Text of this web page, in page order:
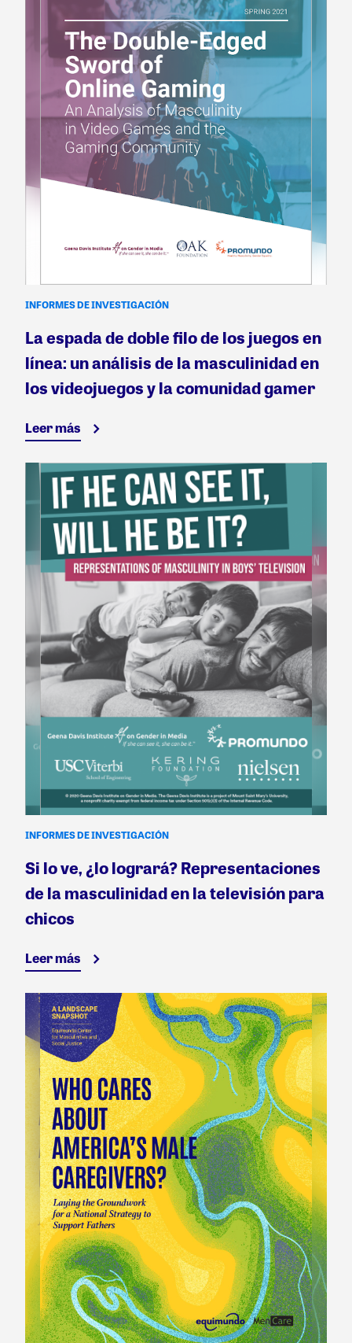
INFORMES DE INVESTIGACIÓN
La espada de doble filo de los juegos en
línea: un análisis de la masculinidad en
los videojuegos y la comunidad gamer
Leer más
INFORMES DE INVESTIGACIÓN
Si lo ve, ¿lo logrará? Representaciones
de la masculinidad en la televisión para
chicos
Leer más